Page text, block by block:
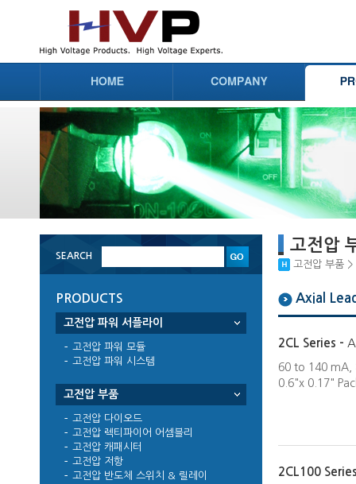
SEARCH
PRODUCTS
고전압 파워 서플라이
고전압 파워 모듈
고전압 파워 시스템
고전압 부품
고전압 다이오드
고전압 렉티파이어 어셈블리
고전압 캐패시터
고전압 저항
고전압 반도체 스위치 & 릴레이
고전압
고전압 부품
Axial
2CL Series -
60 to 140 mA,
0.6"x 0.17"
2CL100